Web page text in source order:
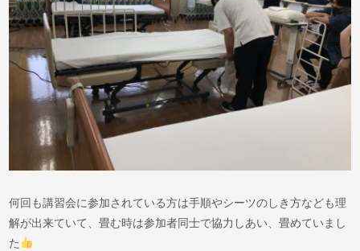
何回も講習会に参加されている方は手順やシーツのしき方なども理
解が出来ていて、畳む時は参加者同士で協力しあい、畳めていまし
た